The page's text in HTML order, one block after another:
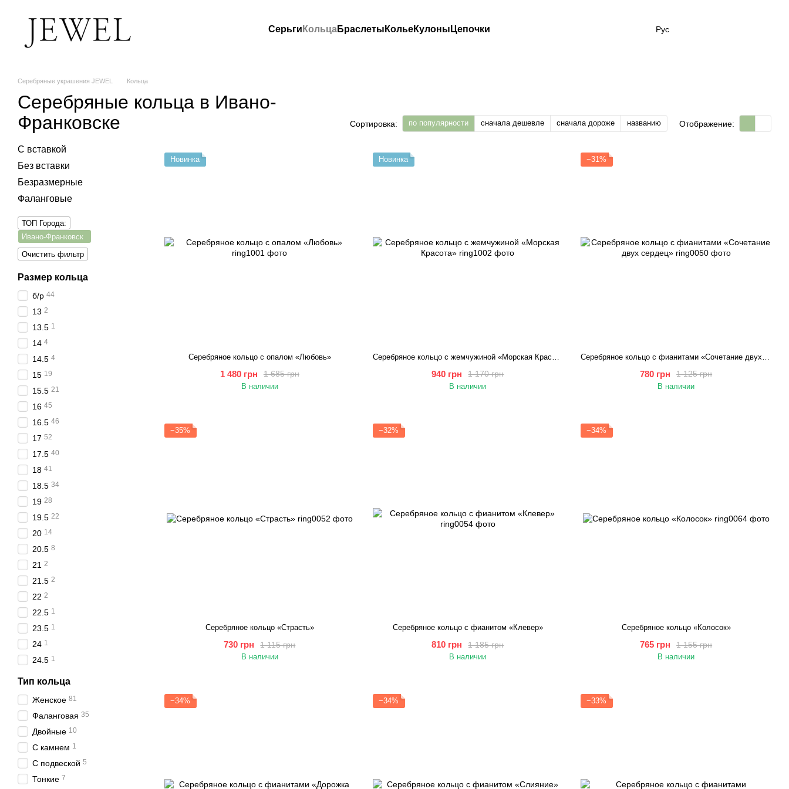
Серьги КольцаБраслеты КольеКулоны Цепочки Рус
Серебряные украшения JEWEL Кольца
Серебряные кольца в Ивано-
Франковске
Сортировка: по популярности сначала дешевле сначала дороже названию Отображение:
Новинка
Серебряное кольцо с опалом «Любовь»
1 685 грн
1 480 грн
В наличии
Новинка
1 170 грн
940 грн
В наличии
−31%
1 125 грн
780 грн
В наличии
−35%
Серебряное кольцо «Страсть»
1 115 грн
730 грн
В наличии
−32%
Серебряное кольцо с фианитом «Клевер»
1 185 грн
810 грн
В наличии
−34%
Серебряное кольцо «Колосок»
1 155 грн
765 грн
В наличии
−34% −34% −33%
С вставкой
Без вставки
Безразмерные
Фаланговые
ТОП Города:
Ивано-Франковск
Очистить фильтр
Размер кольца
б/р 44
13 2
13.5 1
14 4
14.5 4
15 19
15.5 21
16 45
16.5 46
17 52
17.5 40
18 41
18.5 34
19 28
19.5 22
20 14
20.5 8
21 2
21.5 2
22 2
22.5 1
23.5 1
24 1
24.5 1
Тип кольца
Женское 81
Фаланговая 35
Двойные 10
С камнем 1
С подвеской 5
Тонкие 7